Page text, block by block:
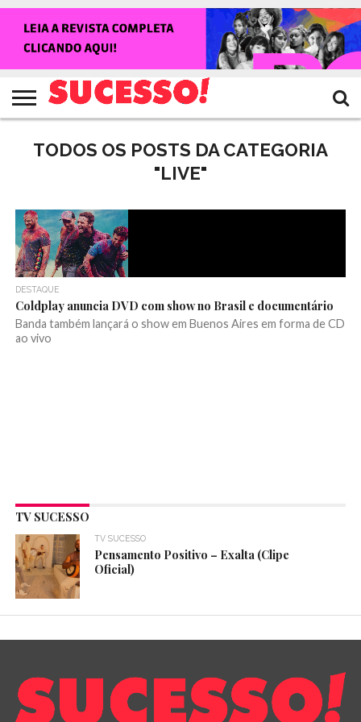
NOTÍCIAS
SHOWS
ENTREVISTAS
CLIQUES
RANKING
CROWLEY
TV
SUCESSO!
REVISTA
SUCESSO!
TODOS OS POSTS DA CATEGORIA
"LIVE"
DESTAQUE
Coldplay anuncia DVD com show no Brasil e documentário
Banda também lançará o show em Buenos Aires em forma de CD
ao vivo
TV SUCESSO
TV SUCESSO
Pensamento Positivo – Exalta (Clipe
Oficial)